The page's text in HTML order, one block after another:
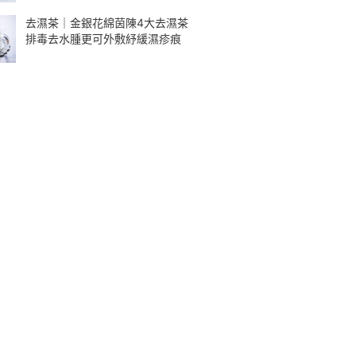
去濕茶｜金銀花綿茵陳4大去濕茶
排毒去水腫更可外敷紓緩濕疹痕